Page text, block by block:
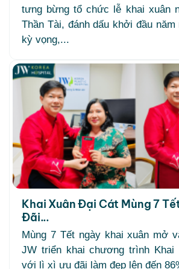
tưng bừng tổ chức lễ khai xuân
Thần Tài, đánh dấu khởi đầu
kỳ vọng,...
Khai Xuân Đại Cát Mùng 7
Đãi...
Mùng 7 Tết ngày khai xuân mở
JW triển khai chương trình Khai
với lì xì ưu đãi làm đẹp lên đến